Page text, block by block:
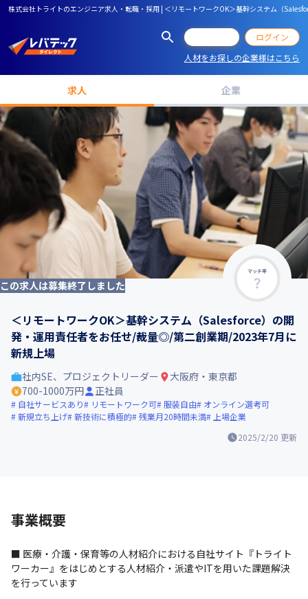
株式会社トライトのエンジニア求人・転職・採用 | ＜リモートワークOK＞基幹システム（
ログイン
人材をお探しの企業様はこちら
求人 企業
マッチ率
この求人は募集終了しました
＜リモートワークOK＞基幹システム（Salesforce）の開
発・運用責任者をお任せ/裁量◎/第二創業期/2023年7月に
新規上場
2025/2/20 更新
社内SE、プロジェクトリーダー
大阪府・東京都
700-1000万円
正社員
自社サービスあり リモートワーク可 服装自由
オンライン選考可
新規立ち上げ 新技術に積極的 残業月20時間未満 上場企業
事業概要
■ 医療・介護・保育等の人材紹介における自社サイト『トライト
ワーカー』をはじめとする人材紹介・派遣やITを用いた課題解決
を行っています